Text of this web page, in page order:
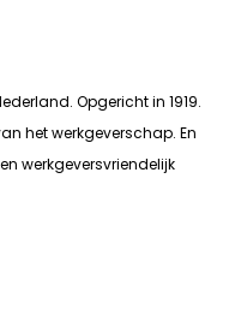
Opgericht in 1919.
het werkgeverschap. En
werkgeversvriendelijk